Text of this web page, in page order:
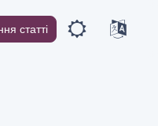
статті